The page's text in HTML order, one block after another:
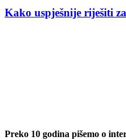
Kako uspješnije riješiti
Preko 10 godina pišemo o